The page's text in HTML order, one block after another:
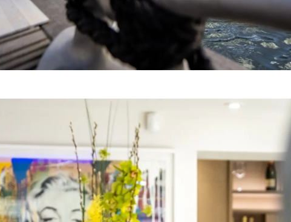
Privacy Policy
MODERN SLAVERY
STATEMENT
TERMS & CONDITIONS
Kiralama
Haberler
Yaşam
Mi̇ras
Öğrenin